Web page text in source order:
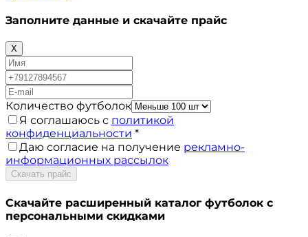
Заполните данные и скачайте прайс
X
Количество футболок
Я соглашаюсь с политикой
конфиденциальности *
Даю согласие на получение рекламно-
информационных рассылок
Скачать прайс
Скачайте расширенный каталог футболок с
персональными скидками